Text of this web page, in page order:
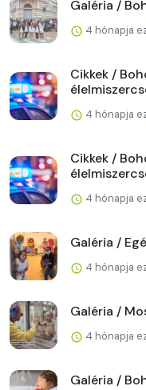
Galéria /
4 hónapja
Cikkek /
4 hónapja
Cikkek /
4 hónapja
Galéria /
4 hónapja
Galéria /
4 hónapja
Galéria /